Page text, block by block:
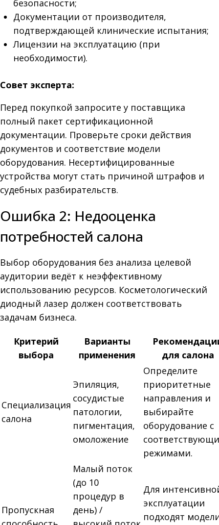
безопасности;
Документации от производителя,
подтверждающей клинические испытания;
Лицензии на эксплуатацию (при
необходимости).
Совет эксперта:
Перед покупкой запросите у поставщика
полный пакет сертификационной
документации. Проверьте сроки действия
документов и соответствие модели
оборудования. Несертифицированные
устройства могут стать причиной штрафов и
судебных разбирательств.
Ошибка 2: Недооценка
потребностей салона
Выбор оборудования без анализа целевой
аудитории ведёт к неэффективному
использованию ресурсов. Косметологический
диодный лазер должен соответствовать
задачам бизнеса.
Критерий
выбора
Варианты
применения
для салона
Специализация
салона
Эпиляция,
сосудистые
патологии,
пигментация,
омоложение
Определите
приоритетные
направления и
выбирайте
оборудование с
режимами.
Пропускная
Малый поток
(до 10
процедур в
день) /
Для
эксплуатации
подходят